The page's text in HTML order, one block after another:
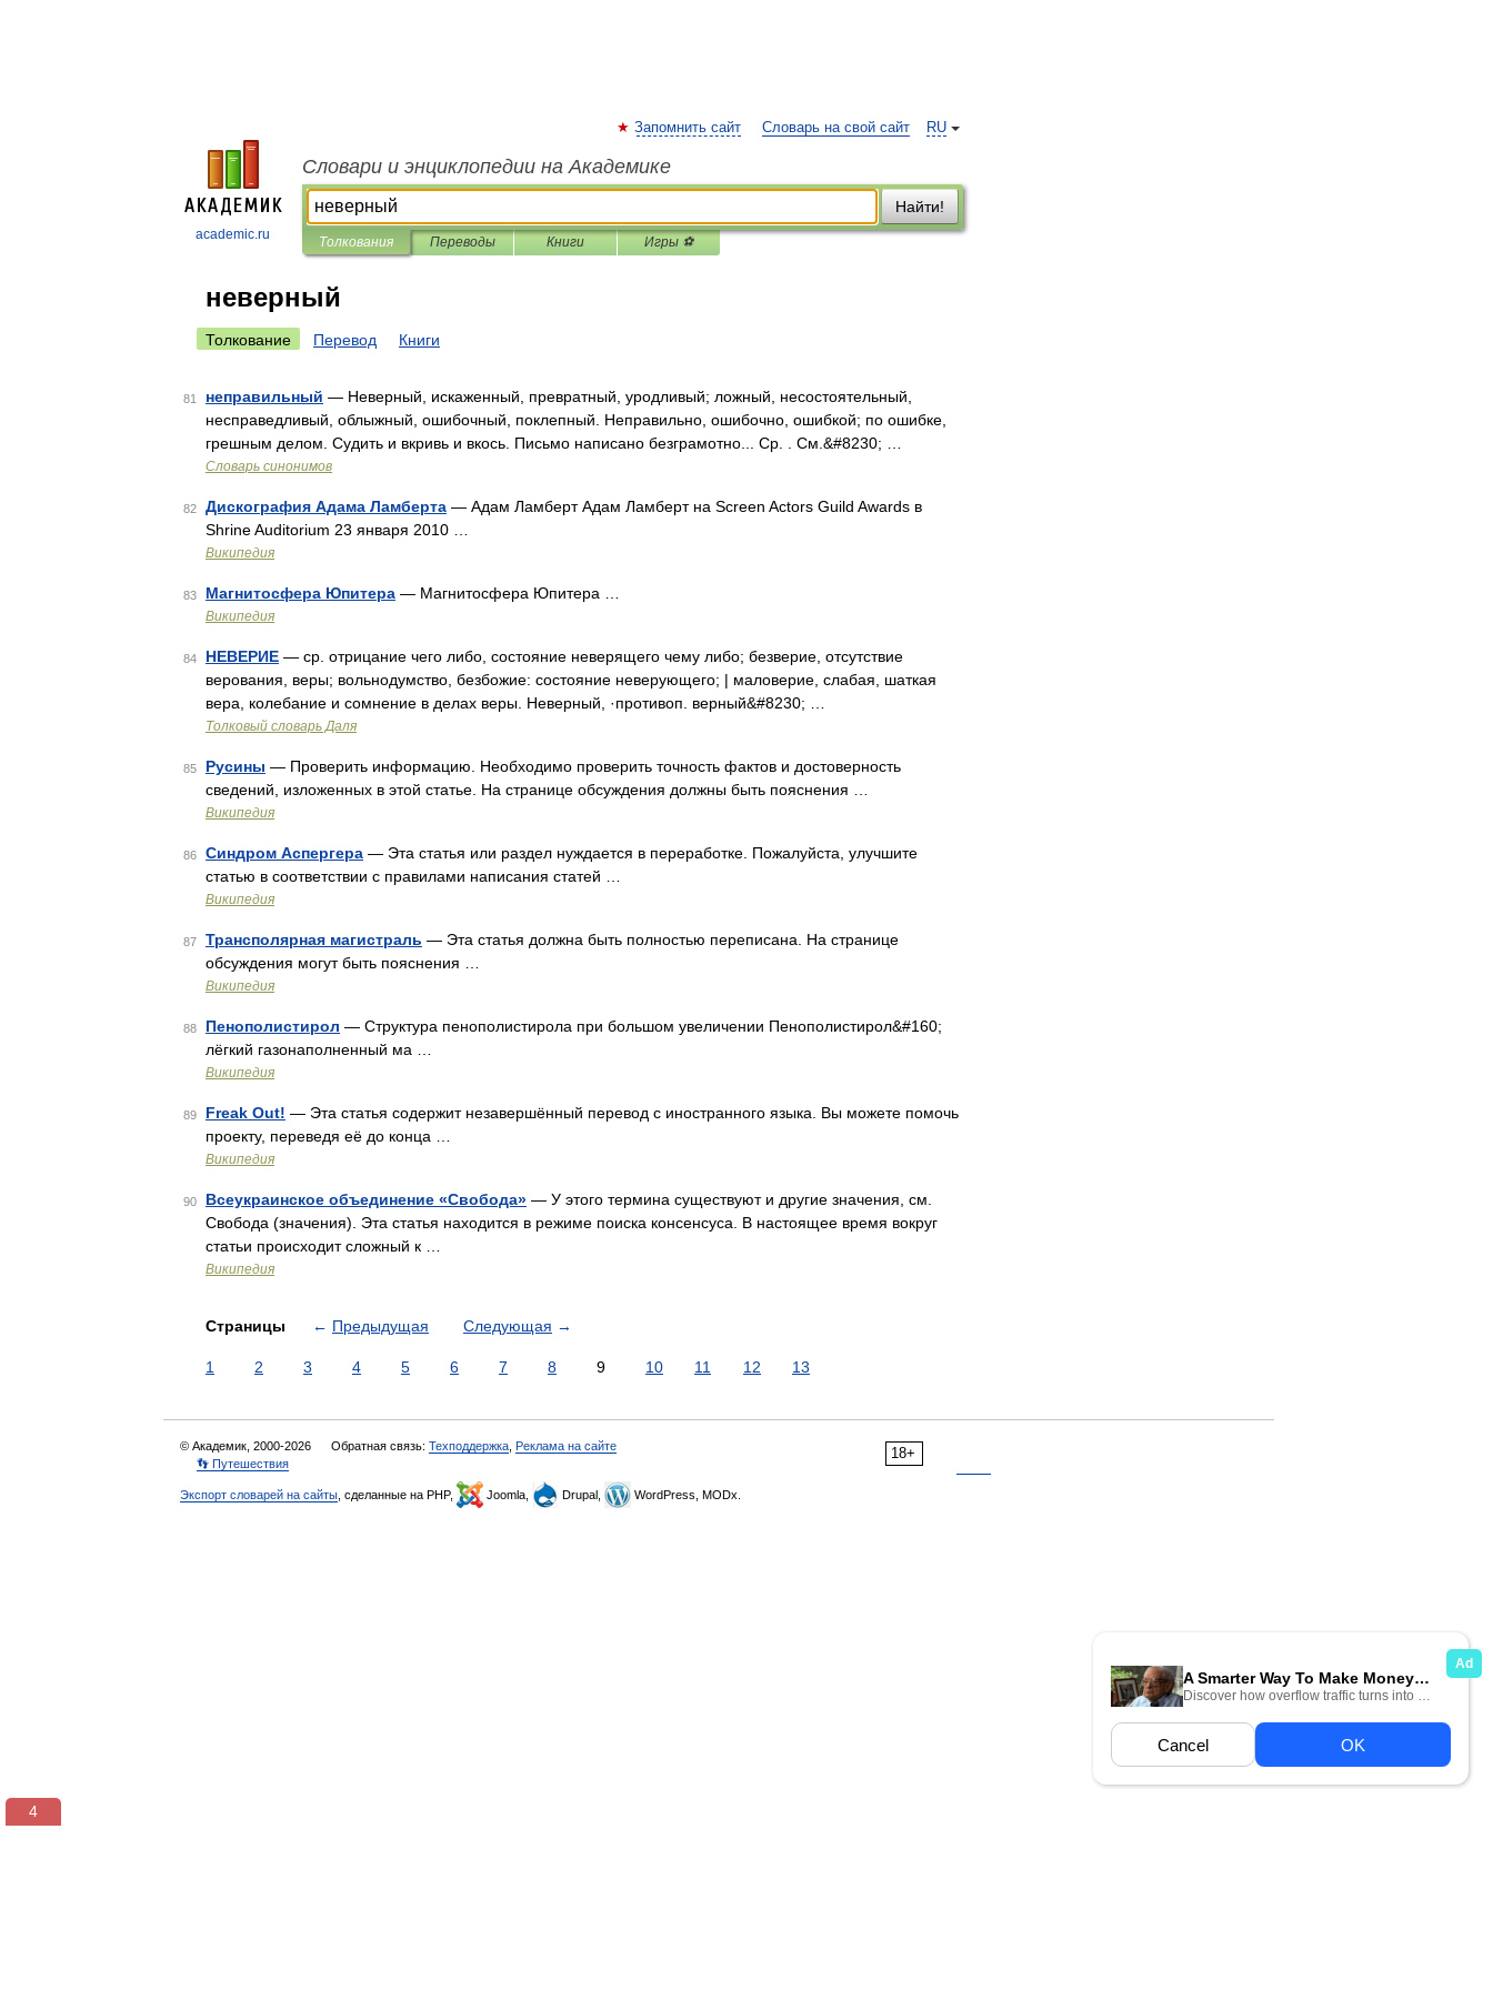
academic.ru
RU
Запомнить сайт Словарь на свой сайт
Словари и энциклопедии на Академике
Найти!
Толкования Переводы Книги Игры ⚽
неверный
Толкование Перевод Книги
81 неправильный — Неверный, искаженный, превратный, уродливый; ложный, несостоятельный,
несправедливый, облыжный, ошибочный, поклепный. Неправильно, ошибочно, ошибкой; по ошибке,
грешным делом. Судить и вкривь и вкось. Письмо написано безграмотно... Ср. . См.&#8230; …
Словарь синонимов
82 Дискография Адама Ламберта — Адам Ламберт Адам Ламберт на Screen Actors Guild Awards в
Shrine Auditorium 23 января 2010 …
Википедия
83 Магнитосфера Юпитера — Магнитосфера Юпитера …
Википедия
84 НЕВЕРИЕ — ср. отрицание чего либо, состояние неверящего чему либо; безверие, отсутствие
верования, веры; вольнодумство, безбожие: состояние неверующего; | маловерие, слабая, шаткая
вера, колебание и сомнение в делах веры. Неверный, ·противоп. верный&#8230; …
Толковый словарь Даля
85 Русины — Проверить информацию. Необходимо проверить точность фактов и достоверность
сведений, изложенных в этой статье. На странице обсуждения должны быть пояснения …
Википедия
86 Синдром Аспергера — Эта статья или раздел нуждается в переработке. Пожалуйста, улучшите
статью в соответствии с правилами написания статей …
Википедия
87 Трансполярная магистраль — Эта статья должна быть полностью переписана. На странице
обсуждения могут быть пояснения …
Википедия
88 Пенополистирол — Структура пенополистирола при большом увеличении Пенополистирол&#160;
лёгкий газонаполненный ма …
Википедия
89 Freak Out! — Эта статья содержит незавершённый перевод с иностранного языка. Вы можете помочь
проекту, переведя её до конца …
Википедия
90 Всеукраинское объединение «Свобода» — У этого термина существуют и другие значения, см.
Свобода (значения). Эта статья находится в режиме поиска консенсуса. В настоящее время вокруг
статьи происходит сложный к …
Википедия
Страницы ← Предыдущая Следующая →
1 2 3 4 5 6 7 8 9 10 11 12 13
18+
© Академик, 2000-2026 Обратная связь: Техподдержка Реклама на сайте
👣 Путешествия
Экспорт словарей на сайты , сделанные на PHP, Joomla, Drupal, WordPress, MODx.
3